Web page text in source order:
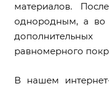
материалов.
однородным, а во
равномерного
В нашем